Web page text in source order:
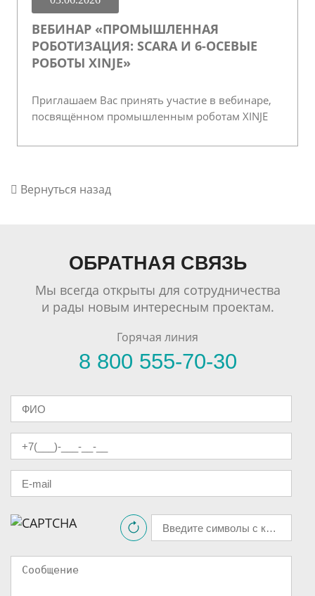
ВЕБИНАР «ПРОМЫШЛЕННАЯ
РОБОТИЗАЦИЯ: SCARA И 6-ОСЕВЫЕ
РОБОТЫ XINJE»
Приглашаем Вас принять участие в вебинаре,
посвящённом промышленным роботам XINJE
Вернуться назад
ОБРАТНАЯ СВЯЗЬ
Мы всегда открыты для сотрудничества
и рады новым интересным проектам.
Горячая линия
8 800 555-70-30